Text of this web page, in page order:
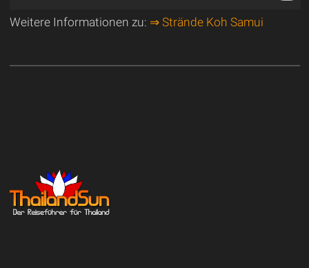
Weitere Informationen zu: ⇒ Strände Koh Samui